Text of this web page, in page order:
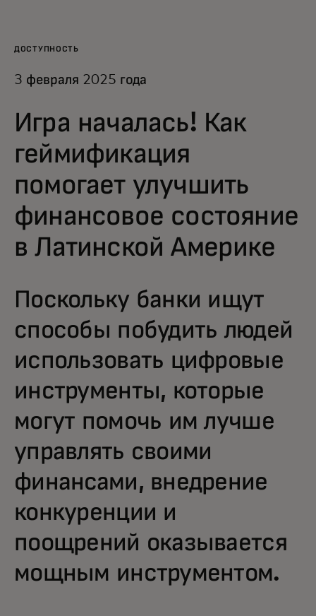
Для всего мира
Для новаторов
Новости и тренды
ДОСТУПНОСТЬ
3 февраля 2025 года
Игра началась! Как
геймификация
помогает улучшить
финансовое состояние
в Латинской Америке
Поскольку банки ищут
способы побудить людей
использовать цифровые
инструменты, которые
могут помочь им лучше
управлять своими
финансами, внедрение
конкуренции и
поощрений оказывается
мощным инструментом.